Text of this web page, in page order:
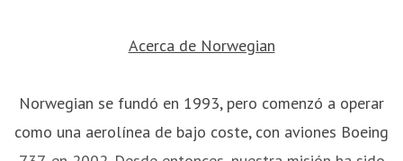
Acerca de Norwegian
Norwegian se fundó en 1993, pero comenzó a operar
como una aerolínea de bajo coste, con aviones Boeing